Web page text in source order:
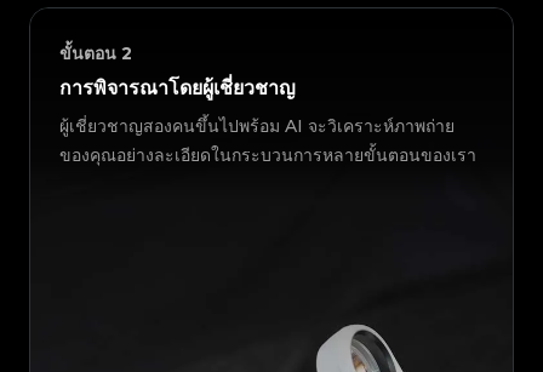
ขั้นตอน 2
การพิจารณาโดยผู้เชี่ยวชาญ
ผู้เชี่ยวชาญสองคนขึ้นไปพร้อม AI จะวิเคราะห์ภาพถ่าย
ของคุณอย่างละเอียดในกระบวนการหลายขั้นตอนของเรา